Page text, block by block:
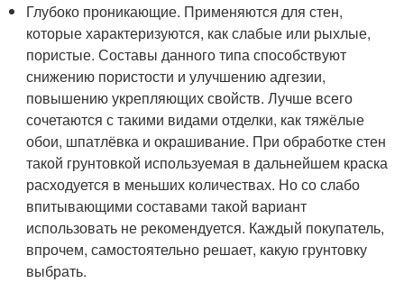
Глубоко проникающие. Применяются для стен,
которые характеризуются, как слабые или рыхлые,
пористые. Составы данного типа способствуют
снижению пористости и улучшению адгезии,
повышению укрепляющих свойств. Лучше всего
сочетаются с такими видами отделки, как тяжёлые
обои, шпатлёвка и окрашивание. При обработке стен
такой грунтовкой используемая в дальнейшем краска
расходуется в меньших количествах. Но со слабо
впитывающими составами такой вариант
использовать не рекомендуется. Каждый покупатель,
впрочем, самостоятельно решает, какую грунтовку
выбрать.